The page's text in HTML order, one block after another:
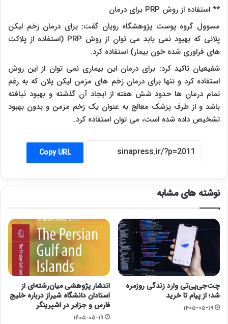
** استفاده از روش PRP برای درمان
مسوول گروه پوست پژوهشگاه رویان گفت: برای درمان زخم لیکن
پلانی که بهبود نمی یابد می توان از روش PRP (استفاده از پلاکت
های فراوری شده خون بیمار) استفاده کرد.
شفیعیان تاکید کرد: برای درمان این بیماری نمی توان از این روش
استفاده کرد و تنها برای درمان زخم های مزمن لیکن پلان که به رغم
تمام درمان ها حدود شش هفته از ایجاد آن گذشته و بهبود نیافته
باشد و از طرف پزشک معالج به عنوان یک زخم مزمن و بدون بهبود
تشخیص داده شده است، می توان استفاده کرد.
Copy URL
نوشته های مشابه
چت‌جی‌پی‌تی وارد زندگی روزمره
شد؛ از پیام تا خرید
۱۴۰۵-۰۵-۱۹
انتشار پژوهشی میان‌رشته‌ای از
استادان دانشگاه شیراز درباره خلیج
فارس و جزایر در اشپرینگر
۱۴۰۵-۰۵-۱۹